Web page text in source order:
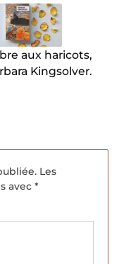
aux haricots,
Kingsolver.
Les
avec *